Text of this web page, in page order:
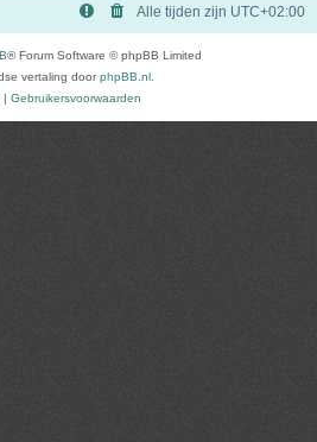
Alle tijden zijn UTC+02:00
® Forum Software © phpBB Limited
vertaling doorphpBB.nl
| Gebruikersvoorwaarden